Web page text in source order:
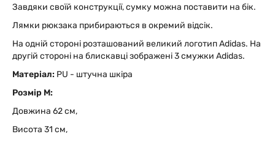
Завдяки своїй конструкції, сумку можна поставити на бік.
Лямки рюкзака прибираються в окремий відсік.
На одній стороні розташований великий логотип Adidas. На
другій стороні на блискавці зображені 3 смужки Adidas.
Матеріал: PU - штучна шкіра
Розмір M:
Довжина 62 см,
Висота 31 см,